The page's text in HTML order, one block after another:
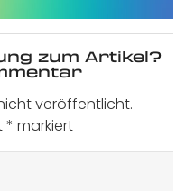
zum Artikel?
veröffentlicht.
* markiert